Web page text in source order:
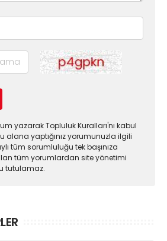
yazarak Topluluk Kuralları'nı kabul
alana yaptığınız yorumunuzla ilgili
tüm sorumluluğu tek başınıza
tüm yorumlardan site yönetimi
tutulamaz.